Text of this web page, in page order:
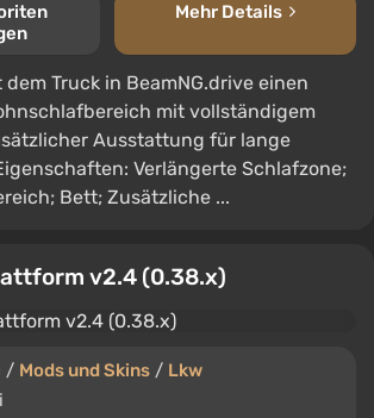
Mehr Details
Truck in BeamNG.drive einen
mit vollständigem
Ausstattung für lange
Verlängerte Schlafzone;
Bett; Zusätzliche ...
v2.4 (0.38.x)
/ Mods und Skins / Lkw